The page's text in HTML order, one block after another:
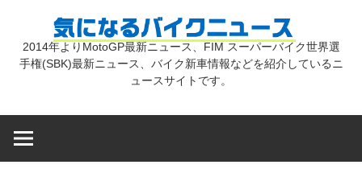
気
2014年よりMotoGP最新ニュース、FIM スーパーバイク世界選
手権(SBK)最新ニュース、バイク新車情報などを紹介しているニ
ュースサイトです。